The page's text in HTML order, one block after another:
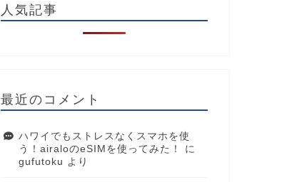
人気記事
最近のコメント
ハワイでもストレスなくスマホを使
う！airaloのeSIMを使ってみた！
に
gufutoku より